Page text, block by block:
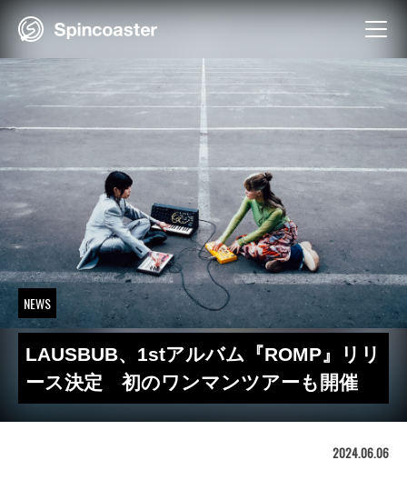
Skip
NEWS
LAUSBUB、1stアルバム『ROMP』リリ
ース決定 初のワンマンツアーも開催
2024.06.06